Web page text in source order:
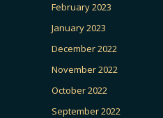
February 2023
January 2023
December 2022
November 2022
October 2022
September 2022